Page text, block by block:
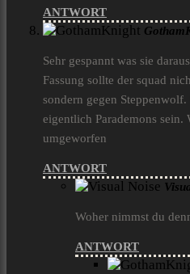
ANTWORT
Sehr gespannt was sie
Fassung sollte der squad
sondern gegen
eigentlich Parademons sein.
umgeworfen
ANTWORT
Woher nimmst du
ANTWORT